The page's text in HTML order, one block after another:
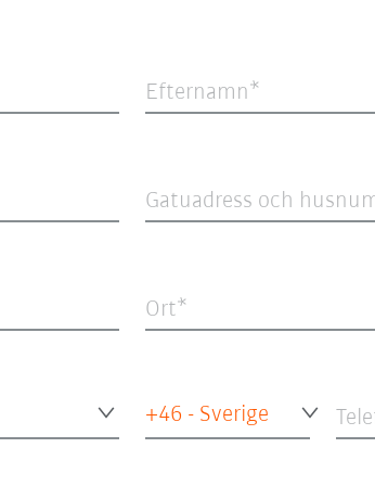
Efternamn
Gatuadress och
Ort
+46 - Sverige